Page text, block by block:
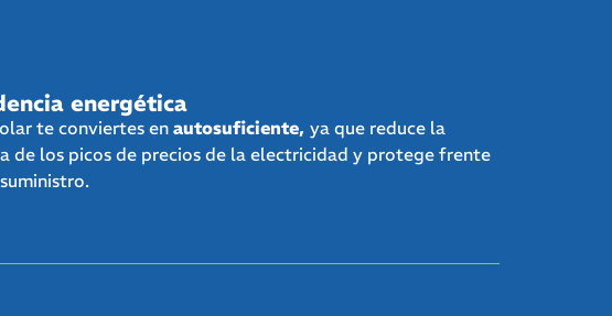
energética
te conviertes en autosuficiente, ya que reduce la
de los picos de precios de la electricidad y protege frente